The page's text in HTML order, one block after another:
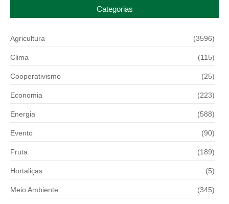
Categorias
Agricultura (3596)
Clima (115)
Cooperativismo (25)
Economia (223)
Energia (588)
Evento (90)
Fruta (189)
Hortaliças (5)
Meio Ambiente (345)